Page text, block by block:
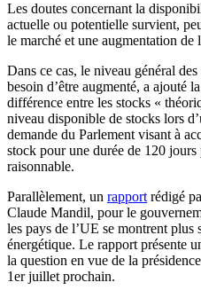
Les doutes concernant la
actuelle ou potentielle survient,
le marché et une augmentation
Dans ce cas, le niveau général
besoin d’être augmenté, a ajouté
différence entre les stocks «
niveau disponible de stocks lors
demande du Parlement visant à
stock pour une durée de 120
raisonnable.
Parallèlement, un rapport rédigé
Claude Mandil, pour le
les pays de l’UE se montrent plus
énergétique. Le rapport présente
la question en vue de la
1er juillet prochain.